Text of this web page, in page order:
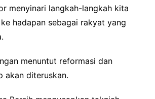
menyinari langkah-langkah kita
hadapan sebagai rakyat yang
menuntut reformasi dan
akan diteruskan.